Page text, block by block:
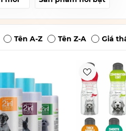
Tên A-Z Tên Z-A Giá